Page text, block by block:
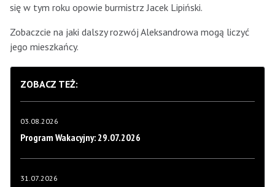
się w tym roku opowie burmistrz Jacek Lipiński.
Zobaczcie na jaki dalszy rozwój Aleksandrowa mogą liczyć
jego mieszkańcy.
ZOBACZ TEŻ:
03.08.2026
Program Wakacyjny: 29.07.2026
31.07.2026